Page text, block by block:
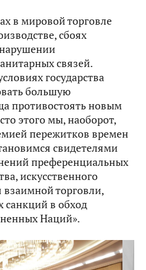
в мировой торговле
сбоях
нарушении
связей.
государства
большую
противостоять новым
этого мы, наоборот,
пережитков времен
свидетелями
преференциальных
искусственного
взаимной торговли,
санкций в обход
Наций».